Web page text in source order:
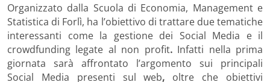
Organizzato dalla Scuola di Economia, Management e
Statistica di Forlì, ha l’obiettivo di trattare due tematiche
interessanti come la gestione dei Social Media e il
crowdfunding legate al non profit. Infatti nella prima
giornata sarà affrontato l’argomento sui principali
Social Media presenti sul web, oltre che obiettivi